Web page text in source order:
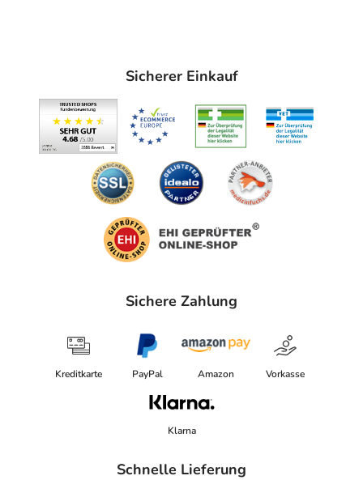
Sicherer Einkauf
Sichere Zahlung
Kreditkarte PayPal Amazon Vorkasse
Klarna
Schnelle Lieferung